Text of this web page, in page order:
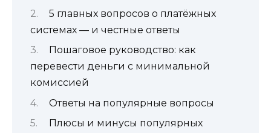
5 главных вопросов о платёжных
системах — и честные ответы
Пошаговое руководство: как
перевести деньги с минимальной
комиссией
Ответы на популярные вопросы
Плюсы и минусы популярных